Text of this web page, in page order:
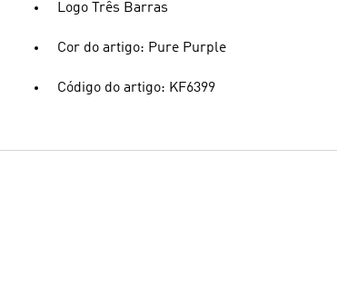
Logo Três Barras
Cor do artigo: Pure Purple
Código do artigo: KF6399